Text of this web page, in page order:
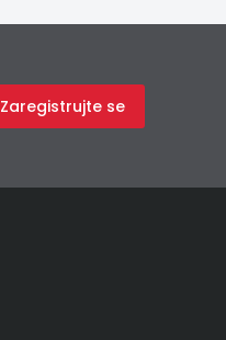
Zaregistrujte se